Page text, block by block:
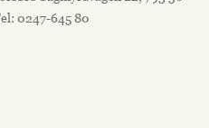
0247-645 80